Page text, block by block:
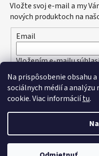
Na prispôsobenie obsahu
sociálnych médií a
cookie. Viac informáciítu.
Vložte svoj e-mail a my
nových produktoch na
Email
Vložením e-mailu
osobných údajov
PRIHLÁSIŤ SA